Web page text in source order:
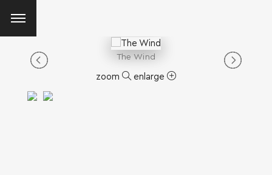
The Wind
zoom enlarge